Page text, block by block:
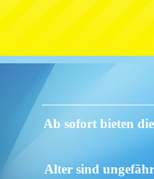
Ab sofort bieten
Alter sind